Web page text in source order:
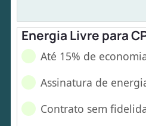
Energia Livre para
Até 15% de
Assinatura de
Contrato sem